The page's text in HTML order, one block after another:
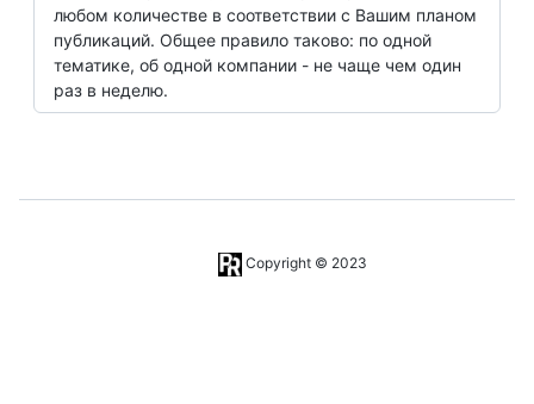
любом количестве в соответствии с Вашим планом
публикаций. Общее правило таково: по одной
тематике, об одной компании - не чаще чем один
раз в неделю.
Copyright © 2023